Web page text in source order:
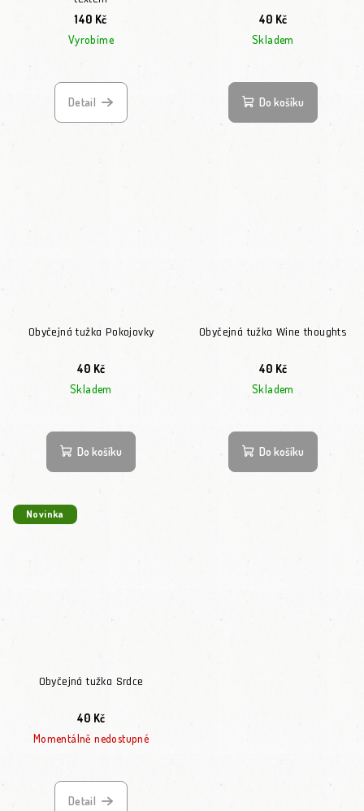
140 Kč
Vyrobíme
Detail
40 Kč
Skladem
Do košíku
Obyčejná tužka Pokojovky
40 Kč
Skladem
Do košíku
Obyčejná tužka Wine thoughts
40 Kč
Skladem
Do košíku
Novinka
Obyčejná tužka Srdce
40 Kč
Momentálně nedostupné
Detail